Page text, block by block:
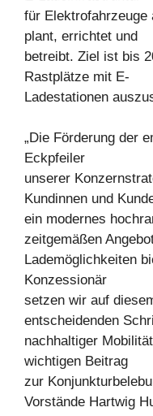
für Elektrofahrzeuge
plant, errichtet und
betreibt. Ziel ist bis
Rastplätze mit E-
Ladestationen
„Die Förderung der
Eckpfeiler
unserer
Kundinnen und
ein modernes
zeitgemäßen
Lademöglichkeiten
Konzessionär
setzen wir auf
entscheidenden
nachhaltiger
wichtigen Beitrag
zur
Vorstände Hartwig